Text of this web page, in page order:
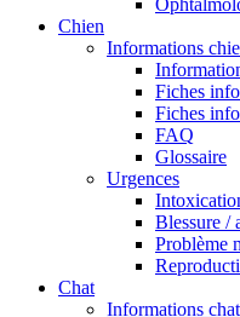
Chien
Informations
Fiches
Fiches
FAQ
Glossaire
Urgences
Blessure /
Problème
Chat
Informations chat